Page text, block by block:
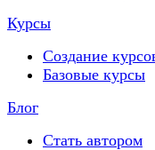
Курсы
Создание
Базовые курсы
Блог
Стать автором